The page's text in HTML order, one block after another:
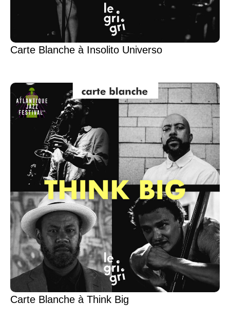
Carte Blanche à Insolito Universo
Carte Blanche à Think Big